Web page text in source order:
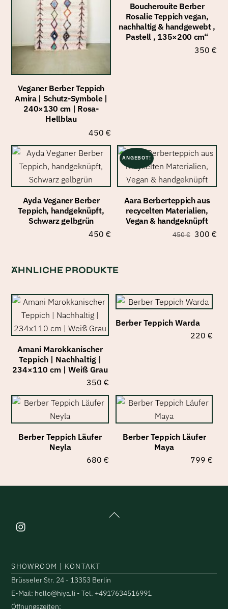
Veganer Berber Teppich
Amira | Schutz-Symbole |
240×130 cm | Rosa-
Hellblau
450 €
Boucherouite Berber
Rosalie Teppich vegan,
nachhaltig & handgewebt ,
Pastell , 135×200 cm“
350 €
Ayda Veganer Berber
Teppich, handgeknüpft,
Schwarz gelbgrün
450 €
ANGEBOT!
Aara Berberteppich aus
recycelten Materialien,
Vegan & handgeknüpft
450€ 300 €
ÄHNLICHE PRODUKTE
Amani Marokkanischer
Teppich | Nachhaltig |
234×110 cm | Weiß Grau
350 €
Berber Teppich Warda
220 €
Berber Teppich Läufer
Neyla
680 €
Berber Teppich Läufer
Maya
799 €
Back
SHOWROOM | KONTAKT
Brüsseler Str. 24 - 13353 Berlin
E-Mail: hello@hiya.li - Tel. +4917634516991
Öffnungszeiten: